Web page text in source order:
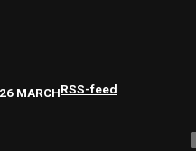
MARCHRSS-feed